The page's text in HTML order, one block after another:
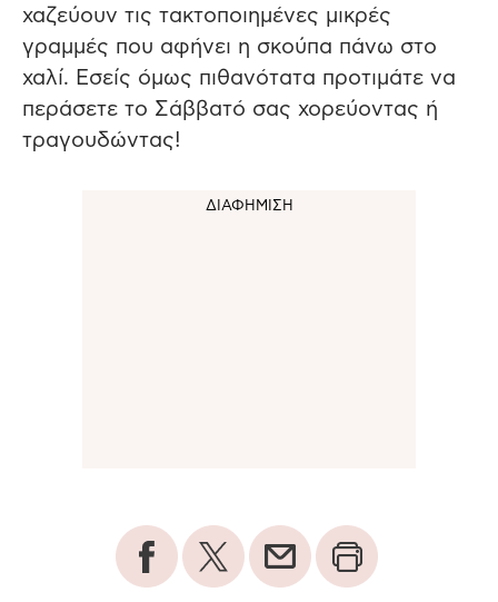
χαζεύουν τις τακτοποιημένες μικρές
γραμμές που αφήνει η σκούπα πάνω στο
χαλί. Εσείς όμως πιθανότατα προτιμάτε να
περάσετε το Σάββατό σας χορεύοντας ή
τραγουδώντας!